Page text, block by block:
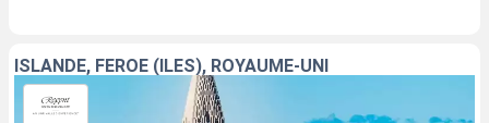
ISLANDE, FÉROÉ (ÎLES), ROYAUME-UNI